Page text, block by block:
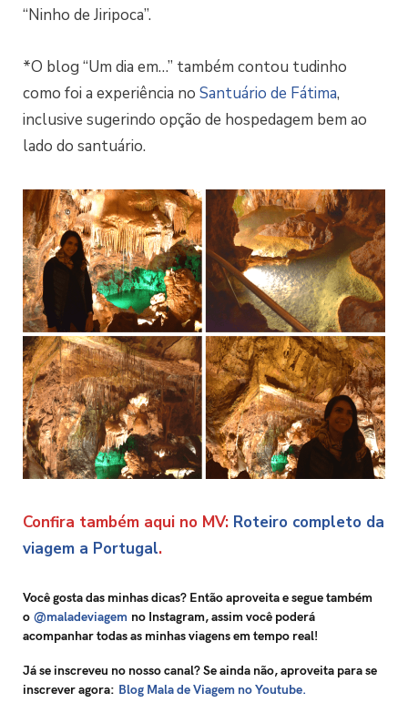
“Ninho de Jiripoca”.
*O blog “Um dia em…” também contou tudinho
como foi a experiência no Santuário de Fátima,
inclusive sugerindo opção de hospedagem bem ao
lado do santuário.
Confira também aqui no MV: Roteiro completo da
viagem a Portugal.
Você gosta das minhas dicas? Então aproveita e segue também
o @maladeviagem no Instagram, assim você poderá
acompanhar todas as minhas viagens em tempo real!
Já se inscreveu no nosso canal? Se ainda não, aproveita para se
inscrever agora: Blog Mala de Viagem no Youtube.